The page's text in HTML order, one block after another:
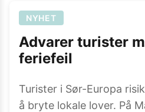
NYHET
Advarer turister
feriefeil
Turister i Sør-Europa
å bryte lokale lover. På